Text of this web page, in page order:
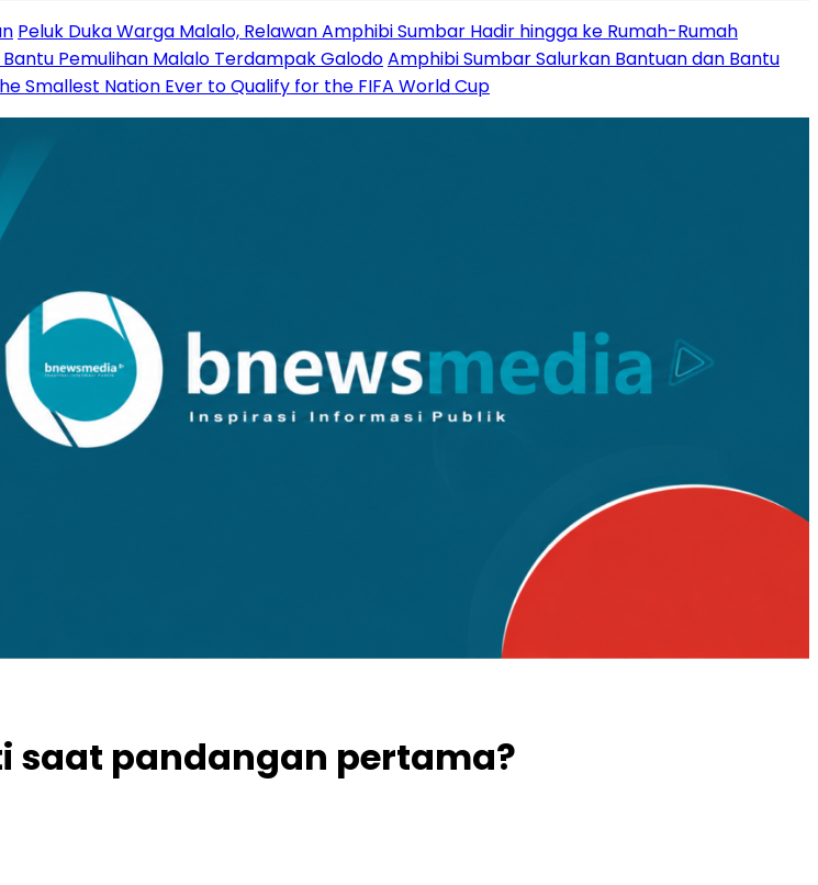
Peluk Duka Warga Malalo, Relawan Amphibi Sumbar Hadir hingga ke Rumah-Rumah
Bantu Pemulihan Malalo Terdampak GalodoAmphibi Sumbar Salurkan Bantuan dan Bantu
Smallest Nation Ever to Qualify for the FIFA World Cup
saat pandangan pertama?